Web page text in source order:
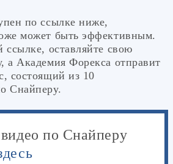
по ссылке ниже,
может быть эффективным.
ссылке, оставляйте свою
а Академия Форекса отправит
состоящий из 10
Снайперу.
по Снайперу